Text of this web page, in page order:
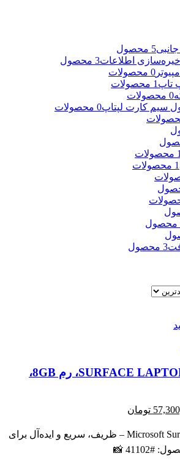
5 محصول
اطلاعات3 محصول
0 محصولات
تاپ 1 محصولات
0 محصولات
سیم کارت لپتاپ0 محصولات
1 محصولات
1 محصولات
3 محصول
لپ تاپ استوک SURFACE LAPTOP 4، رم 8GB،
59,400,000 تومان
تومان
57,300,000 تومان
است.
💻 لپتاپ Microsoft Surface Laptop 4 – ظریف، سریع و ایده‌آل برای
📸